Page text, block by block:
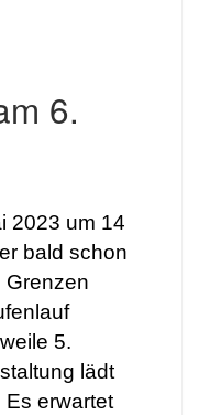
6.
2023 um 14
bald schon
Grenzen
5.
lädt
erwartet